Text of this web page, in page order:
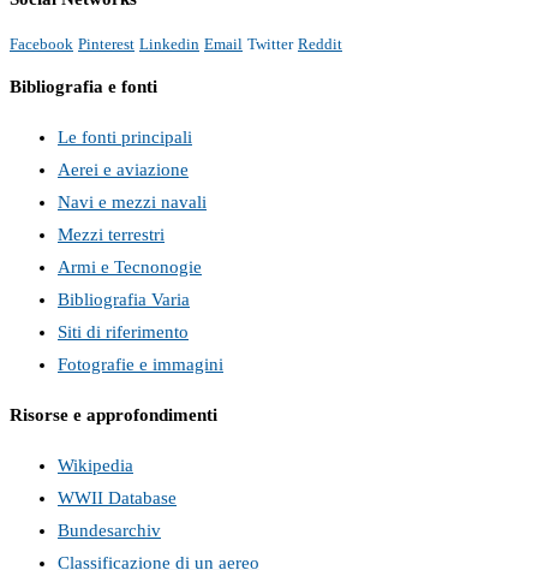
Facebook Pinterest Linkedin Email Twitter Reddit
Bibliografia e fonti
Le fonti principali
Aerei e aviazione
Navi e mezzi navali
Mezzi terrestri
Armi e Tecnonogie
Bibliografia Varia
Siti di riferimento
Fotografie e immagini
Risorse e approfondimenti
Wikipedia
WWII Database
Bundesarchiv
Classificazione di un aereo